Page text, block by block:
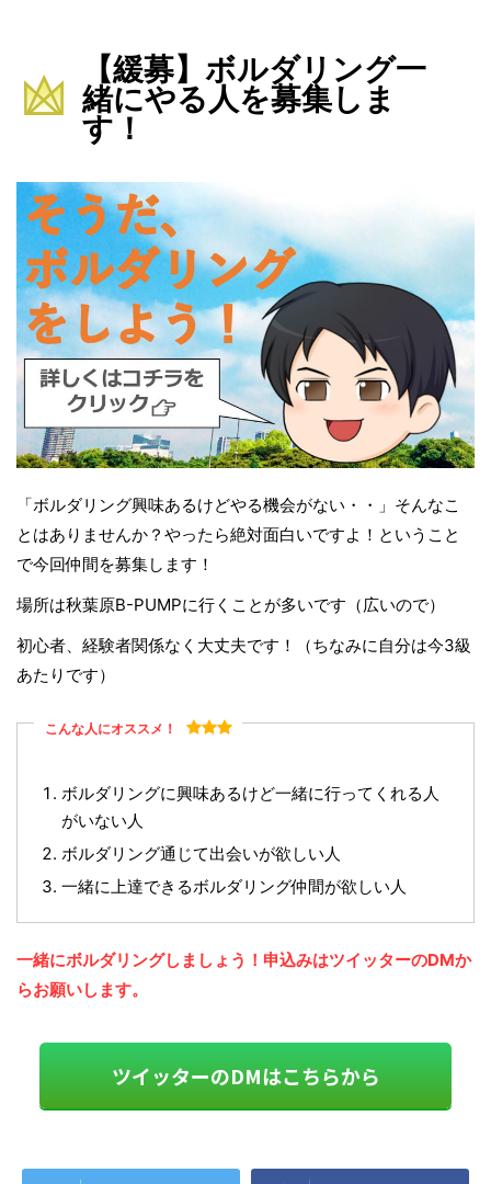
【緩募】ボルダリング一
緒にやる人を募集しま
す！
「ボルダリング興味あるけどやる機会がない・・」そんなこ
とはありませんか？やったら絶対面白いですよ！ということ
で今回仲間を募集します！
場所は秋葉原B-PUMPに行くことが多いです（広いので）
初心者、経験者関係なく大丈夫です！（ちなみに自分は今3級
あたりです）
こんな人にオススメ！
ボルダリングに興味あるけど一緒に行ってくれる人
がいない人
ボルダリング通じて出会いが欲しい人
一緒に上達できるボルダリング仲間が欲しい人
一緒にボルダリングしましょう！申込みはツイッターのDMか
らお願いします。
ツイッターのDMはこちらから